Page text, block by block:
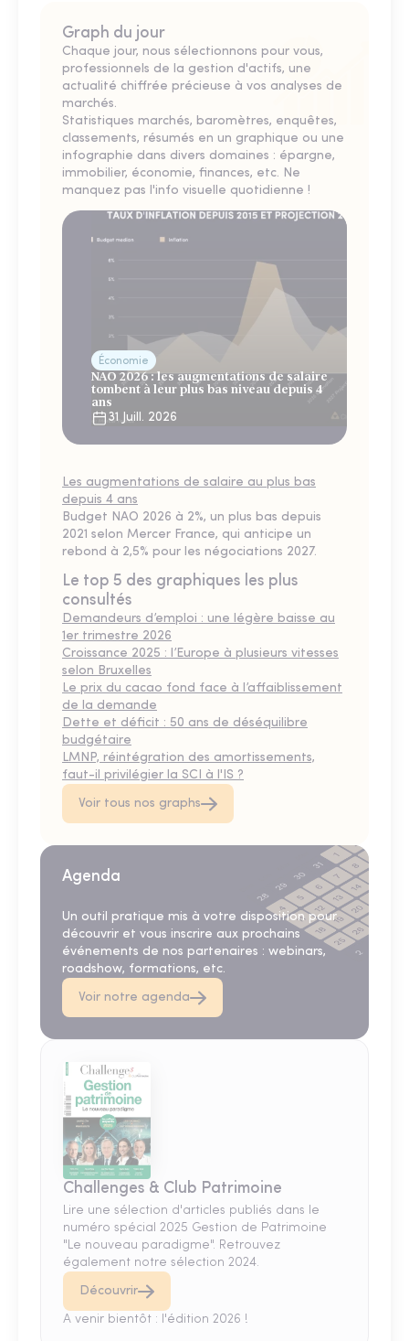
Graph du jour
Chaque jour, nous sélectionnons pour vous,
professionnels de la gestion d'actifs, une
actualité chiffrée précieuse à vos analyses de
marchés.
Statistiques marchés, baromètres, enquêtes,
classements, résumés en un graphique ou une
infographie dans divers domaines : épargne,
immobilier, économie, finances, etc. Ne
manquez pas l'info visuelle quotidienne !
Économie
NAO 2026 : les augmentations de salaire
tombent à leur plus bas niveau depuis 4
ans
31 Juill. 2026
Les augmentations de salaire au plus bas
depuis 4 ans
Budget NAO 2026 à 2%, un plus bas depuis
2021 selon Mercer France, qui anticipe un
rebond à 2,5% pour les négociations 2027.
Le top 5 des graphiques les plus
consultés
Demandeurs d’emploi : une légère baisse au
1er trimestre 2026
Croissance 2025 : l’Europe à plusieurs vitesses
selon Bruxelles
Le prix du cacao fond face à l’affaiblissement
de la demande
Dette et déficit : 50 ans de déséquilibre
budgétaire
LMNP, réintégration des amortissements,
faut-il privilégier la SCI à l'IS ?
Voir tous nos graphs
Agenda
Un outil pratique mis à votre disposition pour
découvrir et vous inscrire aux prochains
événements de nos partenaires : webinars,
roadshow, formations, etc.
Voir notre agenda
Challenges & Club Patrimoine
Lire une sélection d'articles publiés dans le
numéro spécial 2025 Gestion de Patrimoine
"Le nouveau paradigme". Retrouvez
également notre sélection 2024.
Découvrir
A venir bientôt : l'édition 2026 !